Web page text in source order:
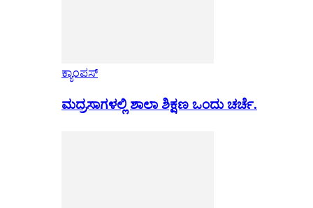
ಕ್ಯಾಂಪಸ್
ಮದ್ರಸಾಗಳಲ್ಲಿ ಶಾಲಾ ಶಿಕ್ಷಣ ಒಂದು ಚರ್ಚೆ.